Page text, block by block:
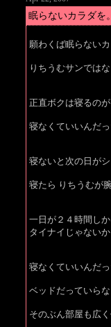
眠らないカラダを
願わくば眠らない
りちうむサンでは
正直ボクは寝るの
寝なくていいんだ
寝ないと次の日が
寝たら りちうむが
一日が２４時間し
タイナイじゃない
寝なくていいんだ
ベッドだっていら
そのぶん部屋も広